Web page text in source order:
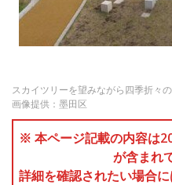
スカイツリーを望みながら四季折々
画像提供：墨田区
※ 本ページ記載の内容は
が含まれ
詳細を確認されたい場合